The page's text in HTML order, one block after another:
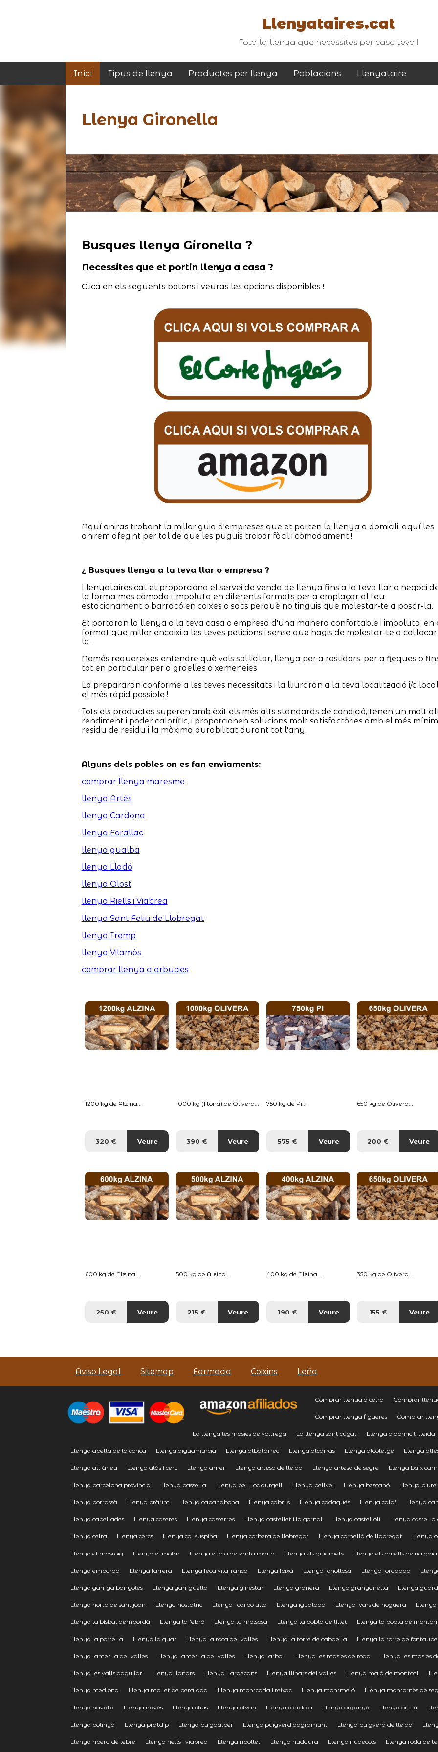
Llenyataires.cat
Tota la llenya que necessites per casa teva !
Inici Tipus de llenya Productes per llenya Poblacions Llenyataire
Llenya Gironella
Busques llenya Gironella ?
Necessites que et portin llenya a casa ?
Clica en els seguents botons i veuras les opcions disponibles !
Aquí aniras trobant la millor guia d'empreses que et porten la llenya a domicili, aquí les
anirem afegint per tal de que les puguis trobar fàcil i còmodament !
¿ Busques llenya a la teva llar o empresa ?
Llenyataires.cat et proporciona el servei de venda de llenya fins a la teva llar o negoci
la forma mes còmoda i impoluta en diferents formats per a emplaçar al teu
estacionament o barracó en caixes o sacs perquè no tinguis que molestar-te a posar-la.
Et portaran la llenya a la teva casa o empresa d'una manera confortable i impoluta, en
format que millor encaixi a les teves peticions i sense que hagis de molestar-te a
la.
Només requereixes entendre què vols sol·licitar, llenya per a rostidors, per a fleques o
tot en particular per a graelles o xemeneies.
La prepararan conforme a les teves necessitats i la lliuraran a la teva localització i/o local
el més ràpid possible !
Tots els productes superen amb èxit els més alts standards de condició, tenen un molt
rendiment i poder calorífic, i proporcionen solucions molt satisfactòries amb el més mínim
residu de residu i la màxima durabilitat durant tot l'any.
Alguns dels pobles on es fan enviaments:
comprar llenya maresme
llenya Artés
llenya Cardona
llenya Forallac
llenya gualba
llenya Lladó
llenya Olost
llenya Riells i Viabrea
llenya Sant Feliu de Llobregat
llenya Tremp
llenya Vilamòs
comprar llenya a arbucies
1200 kg de Alzina...
320 € Veure
1000 kg (1 tona) de Olivera...
390 € Veure
750 kg de Pi...
575 € Veure
650 kg de Olivera...
200 € Veure
600 kg de Alzina...
250 € Veure
500 kg de Alzina...
215 € Veure
400 kg de Alzina...
190 € Veure
350 kg de Olivera...
155 € Veure
Aviso Legal Sitemap Farmacia Coixins Leña
Comprar llenya a celra Comprar
Comprar llenya figueres Comprar
La llenya les masies de voltrega La llenya sant cugat Llenya a domicili lleida
Llenya abella de la conca Llenya aiguamúrcia Llenya albatàrrec Llenya alcarràs Llenya alcoletge Llenya
Llenya alt àneu Llenya alàs i cerc Llenya amer Llenya artesa de lleida Llenya artesa de segre Llenya baix
Llenya barcelona provincia Llenya bassella Llenya belllloc durgell Llenya bellvei Llenya bescanó Llenya biure
Llenya borrassà Llenya bràfim Llenya cabanabona Llenya cabrils Llenya cadaqués Llenya calaf Llenya
Llenya capellades Llenya caseres Llenya casserres Llenya castellet i la gornal Llenya castellolí Llenya
Llenya celra Llenya cercs Llenya collsuspina Llenya corbera de llobregat Llenya cornellà de llobregat Llenya
Llenya el masroig Llenya el molar Llenya el pla de santa maria Llenya els guiamets Llenya els omells de na gaia
Llenya emporda Llenya farrera Llenya feca vilafranca Llenya foixà Llenya fonollosa Llenya foradada
Llenya garriga banyoles Llenya garriguella Llenya ginestar Llenya granera Llenya granyanella Llenya
Llenya horta de sant joan Llenya hostalric Llenya i carbo ulla Llenya igualada Llenya ivars de noguera Llenya
Llenya la bisbal dempordà Llenya la febró Llenya la molsosa Llenya la pobla de lillet Llenya la pobla de
Llenya la portella Llenya la quar Llenya la roca del vallès Llenya la torre de cabdella Llenya la torre de
Llenya lametlla del valles Llenya lametlla del vallès Llenya larbolí Llenya les masies de roda Llenya les masies
Llenya les valls daguilar Llenya llanars Llenya llardecans Llenya llinars del valles Llenya maià de montcal
Llenya mediona Llenya mollet de peralada Llenya montcada i reixac Llenya montmeló Llenya montornès de
Llenya navata Llenya navès Llenya olius Llenya olvan Llenya olèrdola Llenya organyà Llenya oristà
Llenya polinyà Llenya pratdip Llenya puigdàlber Llenya puigverd dagramunt Llenya puigverd de lleida
Llenya ribera de lebre Llenya riells i viabrea Llenya ripollet Llenya riudaura Llenya riudecols Llenya roda de